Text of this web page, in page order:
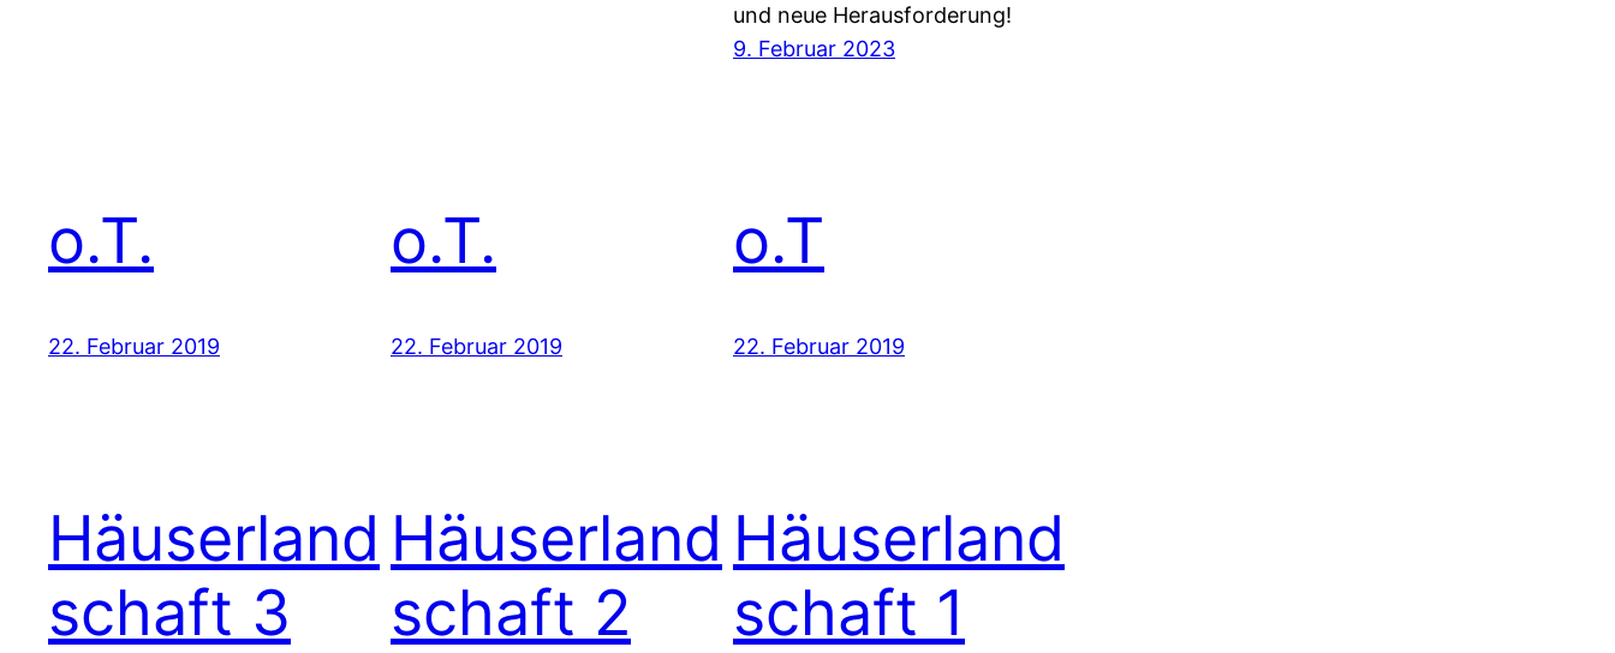
und neue Herausforderung!
9. Februar 2023
o.T.
22. Februar 2019
o.T.
22. Februar 2019
o.T
22. Februar 2019
Häuserland
schaft 3
Häuserland
schaft 2
Häuserland
schaft 1